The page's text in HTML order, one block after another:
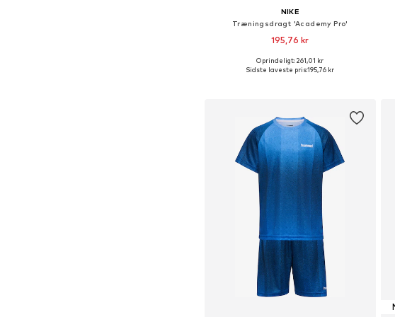
NIKE
Træningsdragt 'Academy Pro'
195,76 kr
Oprindeligt: 261,01 kr
Sidste laveste pris:195,76 kr